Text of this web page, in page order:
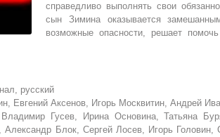
справедливо выполнять свои
сын Зимина оказывается
возможные опасности, решает
русский
Евгений Аксенов, Игорь Москвитин, Андрей
Гусев, Ирина Основина, Татьяна
Александр Блок, Сергей Лосев, Игорь